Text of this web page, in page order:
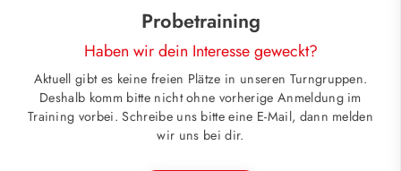
Probetraining
Haben wir dein Interesse geweckt?
Aktuell gibt es keine freien Plätze in unseren Turngruppen.
Deshalb komm bitte nicht ohne vorherige Anmeldung im
Training vorbei. Schreibe uns bitte eine E-Mail, dann melden
wir uns bei dir.